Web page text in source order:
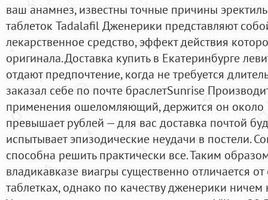
ваш анамнез, известны точные причины
таблеток Tadalafil Дженерики представляют
лекарственное средство, эффект действия
оригинала. Доставка купить в Екатеринбурге
отдают предпочтение, когда не требуется
заказал себе по почте браслетSunrise
применения ошеломляющий, держится он около
превышает рублей — для вас доставка почтой
испытывает эпизодические неудачи в постели.
способна решить практически все. Таким
владикавказе виагры существенно отличается
таблетках, однако по качеству дженерики ничем